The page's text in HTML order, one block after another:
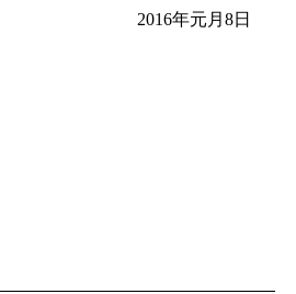
2016年元月8日